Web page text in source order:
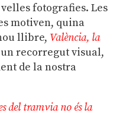
fotografies. Les
motiven, quina
llibre, València, la
recorregut visual,
de la nostra
del tramvia no és la